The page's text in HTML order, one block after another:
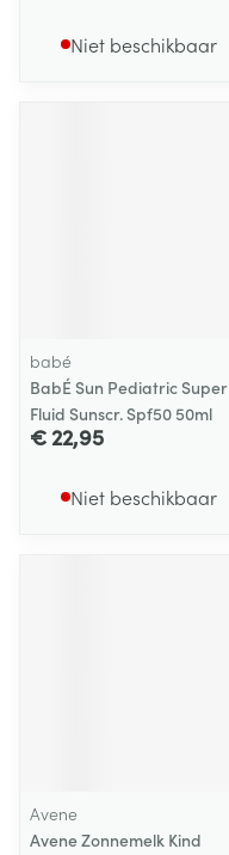
Niet beschikbaar
babé
BabÉ Sun Pediatric Super
Fluid Sunscr. Spf50 50ml
€ 22,95
Niet beschikbaar
Avene
Avene Zonnemelk Kind